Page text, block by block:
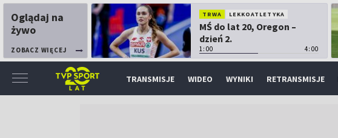
Oglądaj na
żywo
ZOBACZ WIĘCEJ
TRWA LEKKOATLETYKA
MŚ do lat 20, Oregon –
dzień 2.
1:00 4:00
TRANSMISJE WIDEO WYNIKI RETRANSMISJE